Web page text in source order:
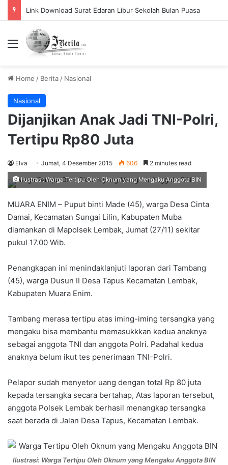
Link Download Surat Edaran Libur Sekolah Bulan Puasa
Menu
Home / Berita / Nasional
Nasional
Dijanjikan Anak Jadi TNI-Polri,
Tertipu Rp80 Juta
Elva Jumat, 4 Desember 2015 606 2 minutes read
Ilustrasi: Warga Tertipu Oleh Oknum yang Mengaku Anggota BIN
MUARA ENIM – Puput binti Made (45), warga Desa Cinta
Damai, Kecamatan Sungai Lilin, Kabupaten Muba
diamankan di Mapolsek Lembak, Jumat (27/11) sekitar
pukul 17.00 Wib.
Penangkapan ini menindaklanjuti laporan dari Tambang
(45), warga Dusun II Desa Tapus Kecamatan Lembak,
Kabupaten Muara Enim.
Tambang merasa tertipu atas iming-iming tersangka yang
mengaku bisa membantu memasukkkan kedua anaknya
sebagai anggota TNI dan anggota Polri. Padahal kedua
anaknya belum ikut tes penerimaan TNI-Polri.
Pelapor sudah menyetor uang dengan total Rp 80 juta
kepada tersangka secara bertahap, Atas laporan tersebut,
anggota Polsek Lembak berhasil menangkap tersangka
saat berada di Jalan Desa Tapus, Kecamatan Lembak.
Ilustrasi: Warga Tertipu Oleh Oknum yang Mengaku Anggota BIN